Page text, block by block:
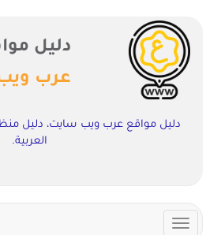
دليل
عرب
دليل مواقع عرب ويب سايت، دليل
العربية.
Toggle